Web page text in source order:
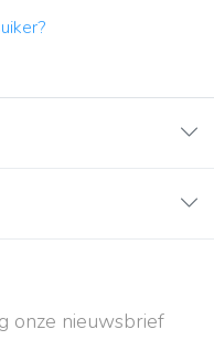
onze nieuwsbrief